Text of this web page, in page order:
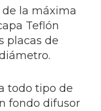
la máxima
Teflón
placas de
todo tipo de
fondo difusor